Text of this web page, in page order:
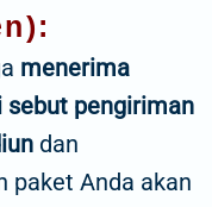
menerima
sebut pengiriman
dan
paket Anda akan